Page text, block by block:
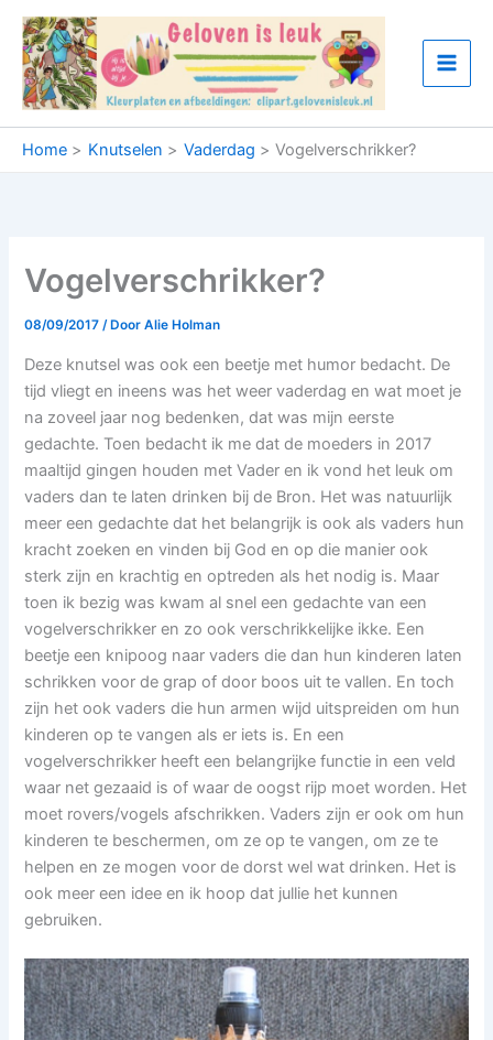
naar
inhoud
Home Knutselen Vaderdag Vogelverschrikker?
Vogelverschrikker?
08/09/2017/ DoorAlie Holman
Deze knutsel was ook een beetje met humor bedacht. De
tijd vliegt en ineens was het weer vaderdag en wat moet je
na zoveel jaar nog bedenken, dat was mijn eerste
gedachte. Toen bedacht ik me dat de moeders in 2017
maaltijd gingen houden met Vader en ik vond het leuk om
vaders dan te laten drinken bij de Bron. Het was natuurlijk
meer een gedachte dat het belangrijk is ook als vaders hun
kracht zoeken en vinden bij God en op die manier ook
sterk zijn en krachtig en optreden als het nodig is. Maar
toen ik bezig was kwam al snel een gedachte van een
vogelverschrikker en zo ook verschrikkelijke ikke. Een
beetje een knipoog naar vaders die dan hun kinderen laten
schrikken voor de grap of door boos uit te vallen. En toch
zijn het ook vaders die hun armen wijd uitspreiden om hun
kinderen op te vangen als er iets is. En een
vogelverschrikker heeft een belangrijke functie in een veld
waar net gezaaid is of waar de oogst rijp moet worden. Het
moet rovers/vogels afschrikken. Vaders zijn er ook om hun
kinderen te beschermen, om ze op te vangen, om ze te
helpen en ze mogen voor de dorst wel wat drinken. Het is
ook meer een idee en ik hoop dat jullie het kunnen
gebruiken.